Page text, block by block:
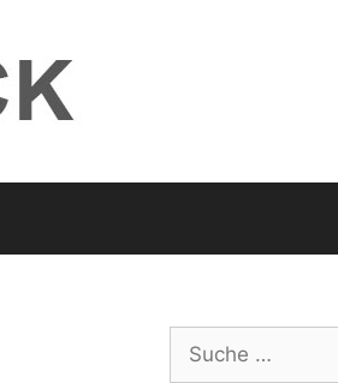
Suche
nach: